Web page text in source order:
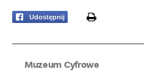
Udostępnij print
Muzeum Cyfrowe